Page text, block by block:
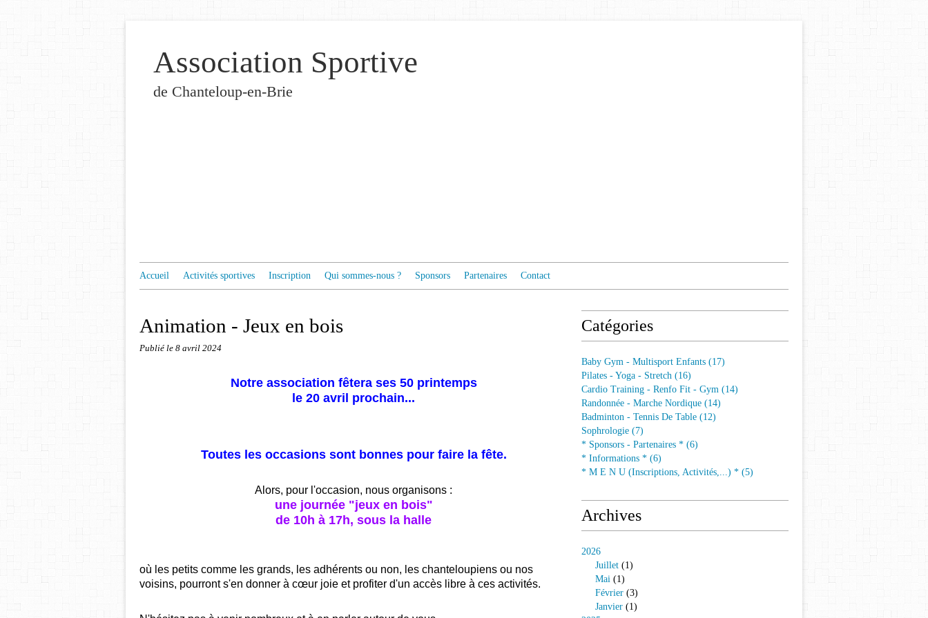
Association Sportive
de Chanteloup-en-Brie
Accueil Activités sportives Inscription Qui sommes-nous ? Sponsors Partenaires Contact
Animation - Jeux en bois
Publié le 8 avril 2024
Notre association fêtera ses 50 printemps
le 20 avril prochain...
Toutes les occasions sont bonnes pour faire la fête.
Alors, pour l'occasion, nous organisons :
une journée "jeux en bois"
de 10h à 17h, sous la halle
où les petits comme les grands, les adhérents ou non, les chanteloupiens ou nos
voisins, pourront s'en donner à cœur joie et profiter d'un accès libre à ces activités.
Catégories
Baby Gym - Multisport Enfants (17)
Pilates - Yoga - Stretch (16)
Cardio Training - Renfo Fit - Gym (14)
Randonnée - Marche Nordique (14)
Badminton - Tennis De Table (12)
Sophrologie (7)
* Sponsors - Partenaires * (6)
* Informations * (6)
* M E N U (Inscriptions, Activités,...) * (5)
Archives
2026
Juillet (1)
Mai (1)
Février (3)
Janvier (1)